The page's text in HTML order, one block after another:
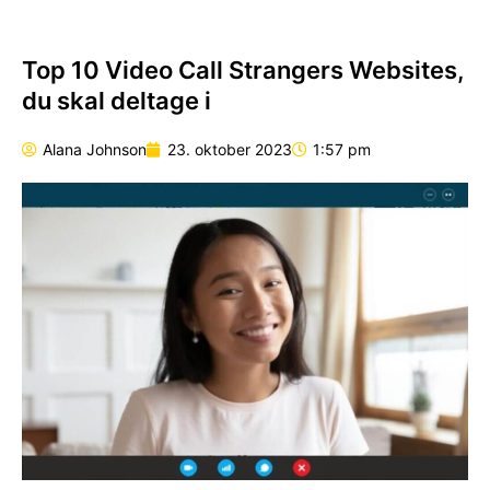
Top 10 Video Call Strangers Websites,
du skal deltage i
Alana Johnson 23. oktober 2023 1:57 pm